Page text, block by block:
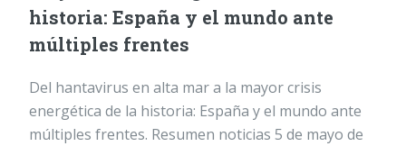
historia: España y el mundo ante
múltiples frentes
Del hantavirus en alta mar a la mayor crisis
energética de la historia: España y el mundo ante
múltiples frentes. Resumen noticias 5 de mayo de